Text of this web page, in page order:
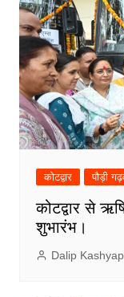
कोटद्वार पौड़ी
कोटद्वार से
शुभारंभ।
Dalip Kashyap